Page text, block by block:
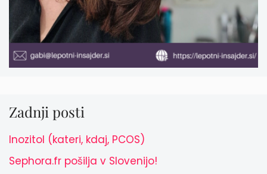
Zadnji posti
Inozitol (kateri, kdaj, PCOS)
Sephora.fr pošilja v Slovenijo!